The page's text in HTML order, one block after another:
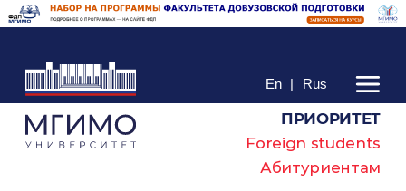
En | Rus
ПРИОРИТЕТ
Foreign students
Абитуриентам